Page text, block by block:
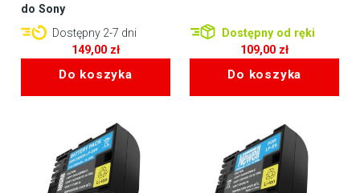
do Sony
Dostępny 2-7 dni
149,00 zł
Do koszyka
Dostępny od ręki
109,00 zł
Do koszyka